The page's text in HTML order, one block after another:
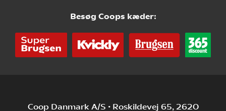
Besøg Coops kæder:
Coop Danmark A/S • Roskildevej 65, 2620